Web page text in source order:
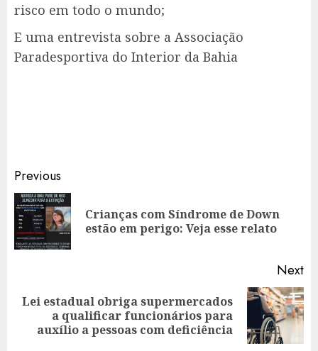
risco em todo o mundo;
E uma entrevista sobre a Associação
Paradesportiva do Interior da Bahia
Post
navigation
Previous
Crianças com Síndrome de Down
estão em perigo: Veja esse relato
Next
Next
post:
Lei estadual obriga supermercados
a qualificar funcionários para
auxílio a pessoas com deficiência